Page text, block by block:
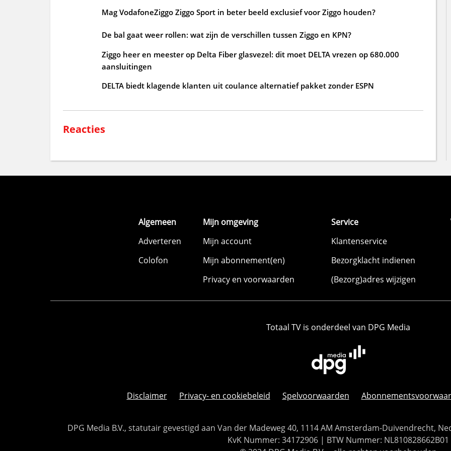
Mag VodafoneZiggo Ziggo Sport in beter beeld exclusief voor Ziggo houden?
De bal gaat weer rollen: wat zijn de verschillen tussen Ziggo en KPN?
Ziggo heer en meester op Delta Fiber glasvezel: dit moet DELTA vrezen op 680.000
aansluitingen
DELTA biedt klagende klanten uit coulance alternatief pakket zonder ESPN
Reacties
Algemeen
Adverteren
Colofon
Mijn omgeving
Mijn account
Mijn abonnement(en)
Privacy en voorwaarden
Service
Klantenservice
Bezorgklacht indienen
(Bezorg)adres wijzigen
Totaal TV is onderdeel van DPG Media
Disclaimer Privacy- en cookiebeleid Spelvoorwaarden
DPG Media B.V., statutair gevestigd aan Van der Madeweg 40, 1114 AM Amsterdam-Duivendrecht,
KvK Nummer: 34172906 | BTW Nummer: NL810828662B01